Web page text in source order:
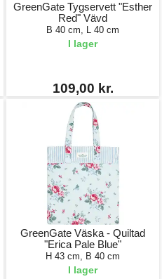
GreenGate Tygservett "Esther
Red" Vävd
B 40 cm, L 40 cm
I lager
109,00 kr.
GreenGate Väska - Quiltad
"Erica Pale Blue"
H 43 cm, B 40 cm
I lager